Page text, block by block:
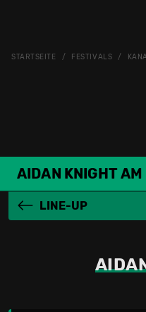
STARTSEITE FESTIVALS
AIDAN KNIGHT
LINE-UP